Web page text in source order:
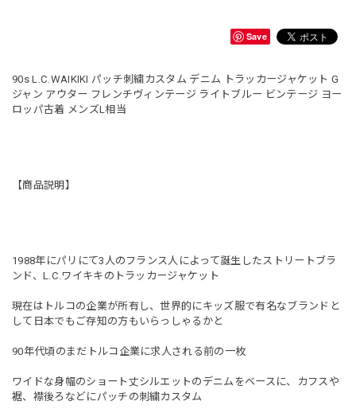
Save
90s L.C.WAIKIKI パッチ刺繍カスタム デニム トラッカージャケット G
ジャン アウター フレンチヴィンテージ ライトブルー ビンテージ ヨー
ロッパ古着 メンズL相当
【商品説明】
1988年にパリにて3人のフランス人によって誕生したストリートブラ
ンド、L.C.ワイキキのトラッカージャケット
現在はトルコの企業が所有し、世界的にキッズ服で有名なブランドと
して日本でもご存知の方もいらっしゃるかと
90年代頃のまだトルコ企業に求人される前の一枚
ワイドな身幅のショート丈シルエットのデニムをベースに、カフスや
裾、襟後ろなどにパッチの刺繍カスタム